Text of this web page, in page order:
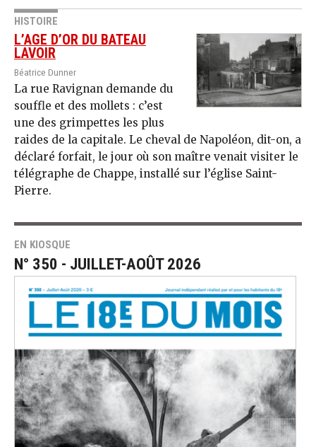
HISTOIRE
L’AGE D’OR DU BATEAU
LAVOIR
Béatrice Dunner
La rue Ravignan demande du
souffle et des mollets : c’est
une des grimpettes les plus
raides de la capitale. Le cheval de Napoléon, dit-on, a
déclaré forfait, le jour où son maître venait visiter le
télégraphe de Chappe, installé sur l’église Saint-
Pierre.
EN KIOSQUE
N° 350 - JUILLET-AOÛT 2026